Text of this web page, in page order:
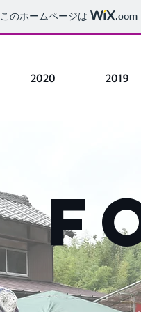
このホームページは .com
2020 2019